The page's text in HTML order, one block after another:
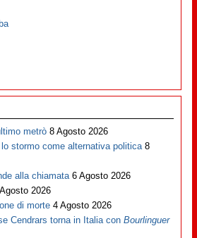
metrò 8 Agosto 2026
stormo come alternativa politica 8
alla chiamata 6 Agosto 2026
2026
di morte 4 Agosto 2026
Cendrars torna in Italia conBourlinguer